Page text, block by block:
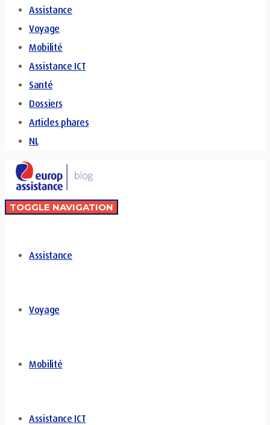
Assistance
Voyage
Mobilité
Assistance ICT
Santé
Dossiers
Articles phares
NL
TOGGLE NAVIGATION
Assistance
Voyage
Mobilité
Assistance ICT